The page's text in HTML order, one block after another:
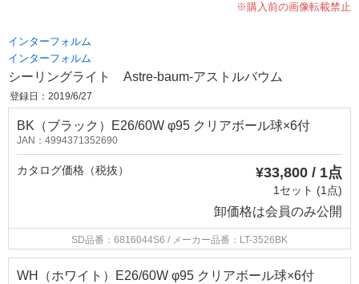
※購入前の画像転載禁止
インターフォルム
インターフォルム
シーリングライト Astre-baum-アストルバウム
登録日：2019/6/27
BK（ブラック）E26/60W φ95 クリアボール球×6付
JAN：4994371352690
カタログ価格（税抜） ¥33,800 / 1点
1セット (1点)
卸価格は会員のみ公開
SD品番：6816044S6 / メーカー品番：LT-3526BK
WH（ホワイト）E26/60W φ95 クリアボール球×6付